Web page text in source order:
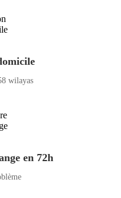
wilayas
en 72h